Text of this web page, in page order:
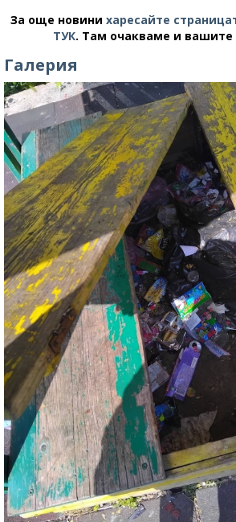
За още новини харесайте
ТУК. Там очакваме и вашите
Галерия